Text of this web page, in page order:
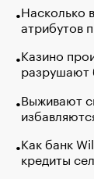
Насколько
атрибутов
Казино
разрушают
Выживают
Как банк
кредиты